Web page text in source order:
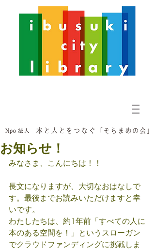
お知らせ！
みなさま、こんにちは！！
長文になりますが、大切なおはなしで
す。最後までお読みいただけますと幸
いです。
わたしたちは、約1年前「すべての人に
本のある空間を！」というスローガン
でクラウドファンディングに挑戦しま